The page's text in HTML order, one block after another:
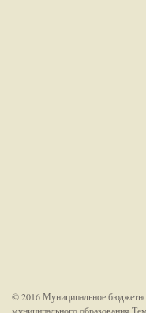
© 2016 Муниципальное